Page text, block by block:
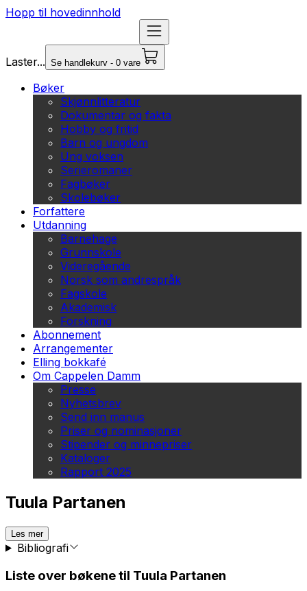
Hopp til hovedinnhold
Laster... Se handlekurv - 0 vare
Bøker
Skjønnlitteratur
Dokumentar og fakta
Hobby og fritid
Barn og ungdom
Ung voksen
Serieromaner
Fagbøker
Skolebøker
Forfattere
Utdanning
Barnehage
Grunnskole
Videregående
Norsk som andrespråk
Fagskole
Akademisk
Forskning
Abonnement
Arrangementer
Elling bokkafé
Om Cappelen Damm
Presse
Nyhetsbrev
Send inn manus
Priser og nominasjoner
Stipender og minnepriser
Kataloger
Rapport 2025
Tuula Partanen
Les mer
Bibliografi
Liste over bøkene til Tuula Partanen